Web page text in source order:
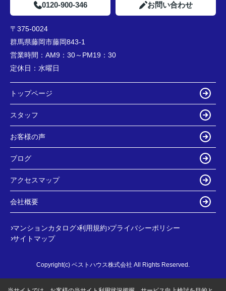
0120-900-346 お問い合わせ
〒375-0024
群馬県藤岡市藤岡843-1
営業時間： AM9：30～PM19：30
定休日： 水曜日
トップページ
スタッフ
お客様の声
ブログ
アクセスマップ
会社概要
マンションカタログ 利用規約 プライバシーポリシー
サイトマップ
Copyright(c) ベストハウス株式会社 All Rights Reserved.